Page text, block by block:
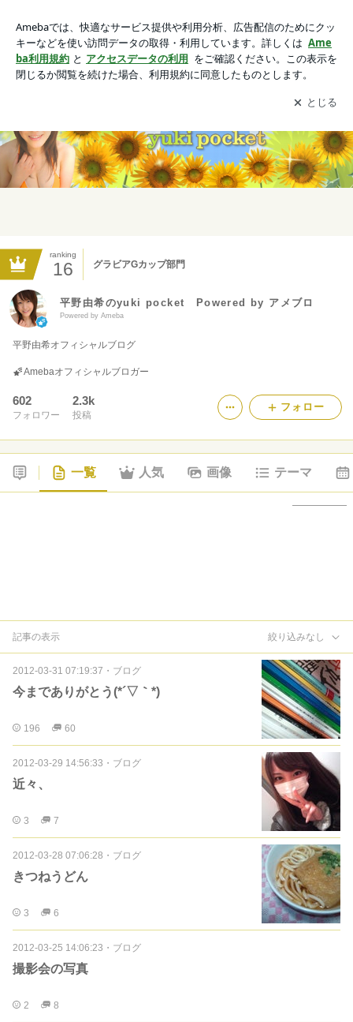
アプリをダウンロードして ブログの更新通知
を受け取りまし
ょう。
開く
ranking
16 グラビアGカップ部門
平野由希のyuki pocket Powered by アメブロ
Powered by Ameba
平野由希オフィシャルブログ
Amebaオフィシャルブロガー
602
フォロワー
2.3k
投稿
フォロー
一覧 人気 画像 テーマ
記事の表示 絞り込みなし
2012-03-31 07:19:37 ・ ブログ
今までありがとう(*´▽｀*)
196 60
2012-03-29 14:56:33 ・ ブログ
近々、
3 7
2012-03-28 07:06:28 ・ ブログ
きつねうどん
3 6
2012-03-25 14:06:23 ・ ブログ
撮影会の写真
2 8